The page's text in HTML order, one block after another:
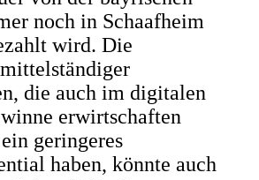
noch in Schaafheim
wird. Die
die auch im digitalen
erwirtschaften
geringeres
haben, könnte auch